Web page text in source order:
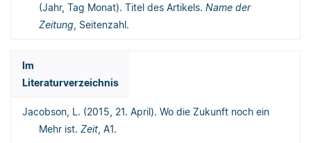
(Jahr, Tag Monat). Titel des Artikels. Name der
Zeitung , Seitenzahl.
Im
Literaturverzeichnis
Jacobson, L. (2015, 21. April). Wo die Zukunft noch ein
Mehr ist. Zeit , A1.